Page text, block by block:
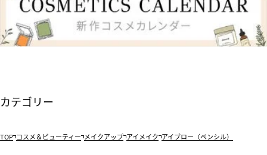
カテゴリー
TOP コスメ＆ビューティー メイクアップ アイメイク アイブロー（ペンシル）